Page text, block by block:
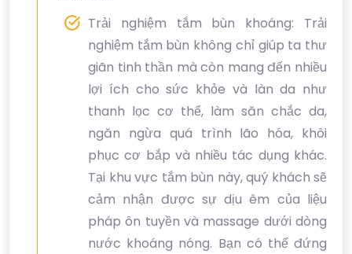
Trải nghiệm tắm bùn khoáng: Trải
nghiệm tắm bùn không chỉ giúp ta thư
giãn tinh thần mà còn mang đến nhiều
lợi ích cho sức khỏe và làn da như
thanh lọc cơ thể, làm săn chắc da,
ngăn ngừa quá trình lão hóa, khôi
phục cơ bắp và nhiều tác dụng khác.
Tại khu vực tắm bùn này, quý khách sẽ
cảm nhận được sự dịu êm của liệu
pháp ôn tuyền và massage dưới dòng
nước khoáng nóng. Bạn có thể đứng